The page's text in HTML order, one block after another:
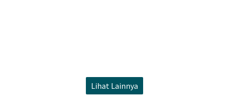
Lihat Lainnya